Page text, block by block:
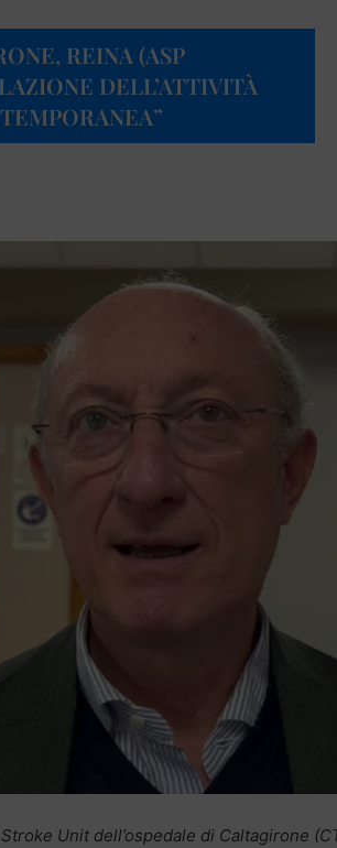
REINA (ASP
DELL’ATTIVITÀ
Unit dell’ospedale di Caltagirone